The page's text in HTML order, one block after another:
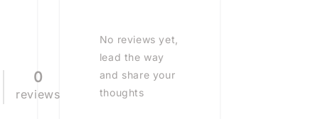
0
reviews
No reviews yet,
lead the way
and share your
thoughts